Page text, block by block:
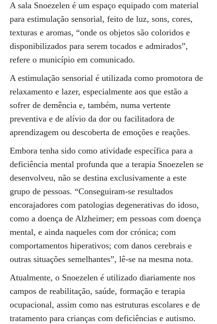
A sala Snoezelen é um espaço equipado com material
para estimulação sensorial, feito de luz, sons, cores,
texturas e aromas, “onde os objetos são coloridos e
disponibilizados para serem tocados e admirados”,
refere o município em comunicado.
A estimulação sensorial é utilizada como promotora de
relaxamento e lazer, especialmente aos que estão a
sofrer de demência e, também, numa vertente
preventiva e de alívio da dor ou facilitadora de
aprendizagem ou descoberta de emoções e reações.
Embora tenha sido como atividade específica para a
deficiência mental profunda que a terapia Snoezelen se
desenvolveu, não se destina exclusivamente a este
grupo de pessoas. “Conseguiram-se resultados
encorajadores com patologias degenerativas do idoso,
como a doença de Alzheimer; em pessoas com doença
mental, e ainda naqueles com dor crónica; com
comportamentos hiperativos; com danos cerebrais e
outras situações semelhantes”, lê-se na mesma nota.
Atualmente, o Snoezelen é utilizado diariamente nos
campos de reabilitação, saúde, formação e terapia
ocupacional, assim como nas estruturas escolares e de
tratamento para crianças com deficiências e autismo.